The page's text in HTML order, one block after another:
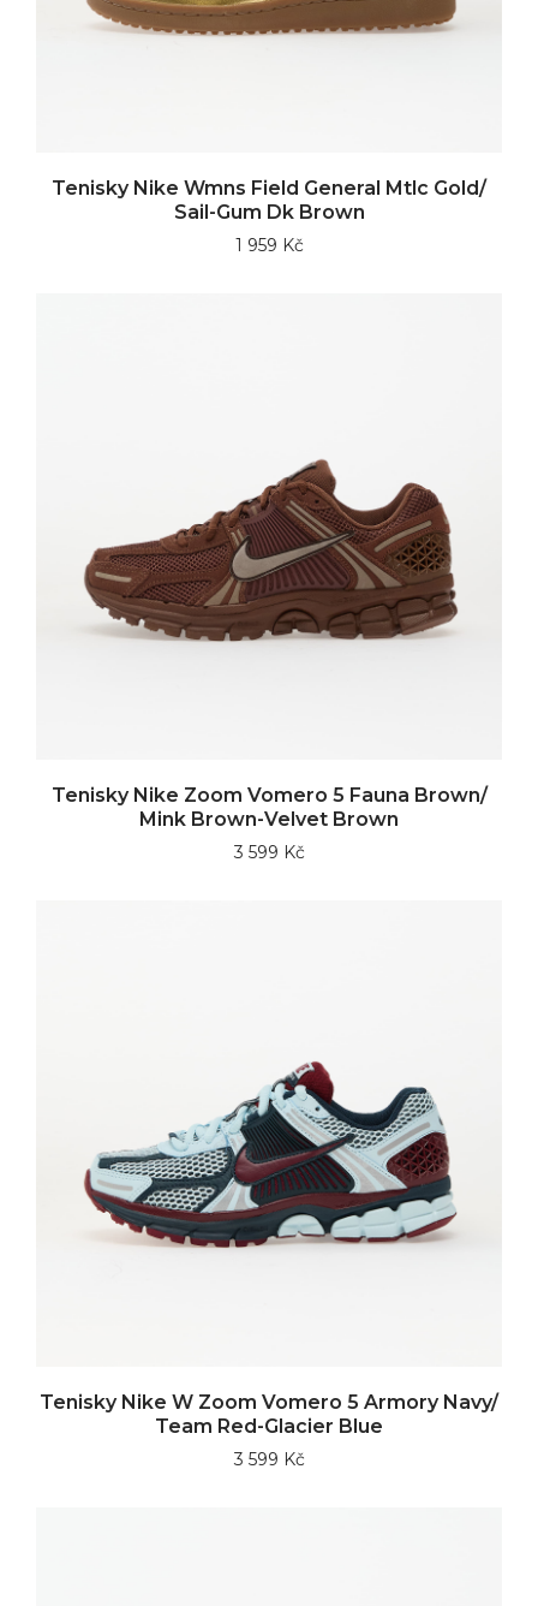
Tenisky Nike Wmns Field General Mtlc Gold/
Sail-Gum Dk Brown
1 959 Kč
Tenisky Nike Zoom Vomero 5 Fauna Brown/
Mink Brown-Velvet Brown
3 599 Kč
Tenisky Nike W Zoom Vomero 5 Armory Navy/
Team Red-Glacier Blue
3 599 Kč